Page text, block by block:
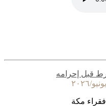
قبل إحرامه
مكة